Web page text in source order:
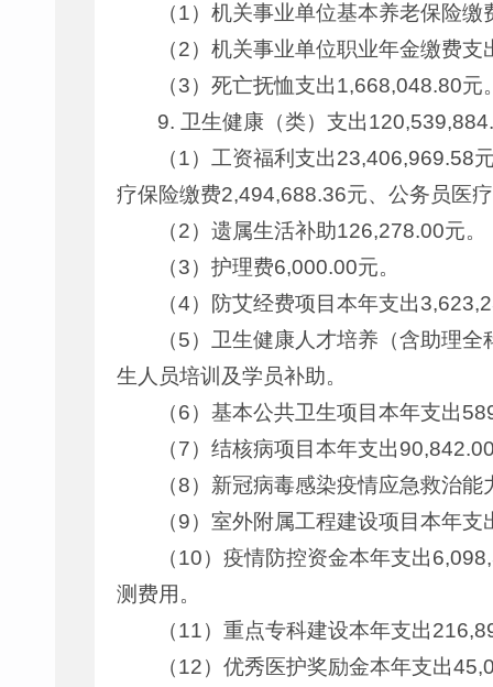
（1）机关事业单位基本养老保险
（2）机关事业单位职业年金缴费
（3）死亡抚恤支出1,668,048.80元
9. 卫生健康（类）支出
（1）工资福利支出
疗保险缴费2,494,688.36元、公务员医
（2）遗属生活补助126,278.00元。
（3）护理费6,000.00元。
（4）防艾经费项目本年支出
（5）卫生健康人才培养（含助理
生人员培训及学员补助。
（6）基本公共卫生项目本年支出
（7）结核病项目本年支出
（8）新冠病毒感染疫情应急救治
（9）室外附属工程建设项目本年
（10）疫情防控资金本年支出
测费用。
（11）重点专科建设本年支出
（12）优秀医护奖励金本年支出